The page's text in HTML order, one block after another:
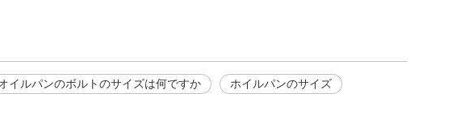
イルパンのボルトのサイズは何ですか ホイルパンのサイズ